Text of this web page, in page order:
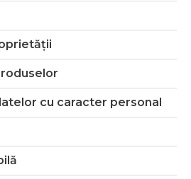
cu caracter personal